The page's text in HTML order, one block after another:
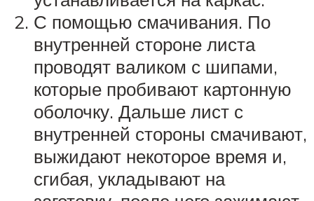
С помощью смачивания. По
внутренней стороне листа
проводят валиком с шипами,
которые пробивают картонную
оболочку. Дальше лист с
внутренней стороны смачивают,
выжидают некоторое время и,
сгибая, укладывают на